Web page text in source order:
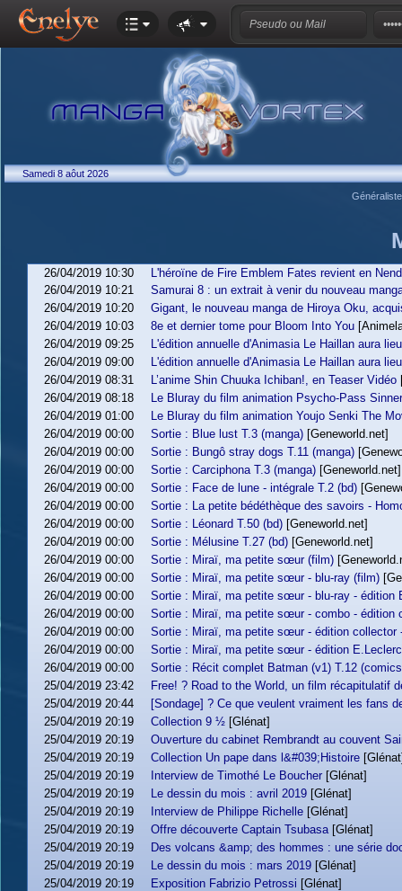
Samedi 8 aôut 2026
26/04/2019 10:30
L'héroïne de Fire Emblem Fates revient en
26/04/2019 10:21
Samurai 8 : un extrait à venir du nouveau
26/04/2019 10:20
Gigant, le nouveau manga de Hiroya Oku,
26/04/2019 10:03
8e et dernier tome pour Bloom Into You
26/04/2019 09:25
L'édition annuelle d'Animasia Le Haillan aura
26/04/2019 09:00
L'édition annuelle d'Animasia Le Haillan aura
26/04/2019 08:31
L’anime Shin Chuuka Ichiban!, en Teaser Vidéo
26/04/2019 08:18
Le Bluray du film animation Psycho-Pass
26/04/2019 01:00
Le Bluray du film animation Youjo Senki The
26/04/2019 00:00
Sortie : Blue lust T.3 (manga) [Geneworld.net]
26/04/2019 00:00
Sortie : Bungô stray dogs T.11 (manga)
26/04/2019 00:00
Sortie : Carciphona T.3 (manga) [Geneworld.net]
26/04/2019 00:00
Sortie : Face de lune - intégrale T.2 (bd)
26/04/2019 00:00
Sortie : La petite bédéthèque des savoirs -
26/04/2019 00:00
Sortie : Léonard T.50 (bd) [Geneworld.net]
26/04/2019 00:00
Sortie : Mélusine T.27 (bd) [Geneworld.net]
26/04/2019 00:00
Sortie : Miraï, ma petite sœur (film)
26/04/2019 00:00
Sortie : Miraï, ma petite sœur - blu-ray (film)
26/04/2019 00:00
Sortie : Miraï, ma petite sœur - blu-ray - édition
26/04/2019 00:00
Sortie : Miraï, ma petite sœur - combo - édition
26/04/2019 00:00
Sortie : Miraï, ma petite sœur - édition collector
26/04/2019 00:00
Sortie : Miraï, ma petite sœur - édition
26/04/2019 00:00
Sortie : Récit complet Batman (v1) T.12
25/04/2019 23:42
Free! ? Road to the World, un film récapitulatif
25/04/2019 20:44
[Sondage] ? Ce que veulent vraiment les fans
25/04/2019 20:19
Collection 9 ½ [Glénat]
25/04/2019 20:19
Ouverture du cabinet Rembrandt au couvent
25/04/2019 20:19
Collection Un pape dans l&#039;Histoire
25/04/2019 20:19
Interview de Timothé Le Boucher [Glénat]
25/04/2019 20:19
Le dessin du mois : avril 2019 [Glénat]
25/04/2019 20:19
Interview de Philippe Richelle [Glénat]
25/04/2019 20:19
Offre découverte Captain Tsubasa [Glénat]
25/04/2019 20:19
Des volcans &amp; des hommes : une série
25/04/2019 20:19
Le dessin du mois : mars 2019 [Glénat]
25/04/2019 20:19
Exposition Fabrizio Petrossi [Glénat]